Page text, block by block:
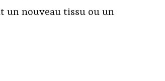
un nouveau tissu ou un